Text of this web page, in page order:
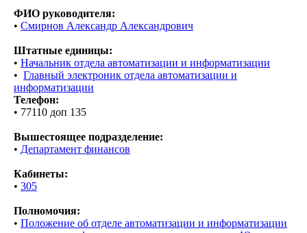
ФИО руководителя:
• Смирнов Александр Александрович
Штатные единицы:
• Начальник отдела автоматизации и информатизации
• Главный электроник отдела автоматизации и
информатизации
Телефон:
• 77110 доп 135
Вышестоящее подразделение:
• Департамент финансов
Кабинеты:
• 305
Полномочия:
• Положение об отделе автоматизации и информатизации